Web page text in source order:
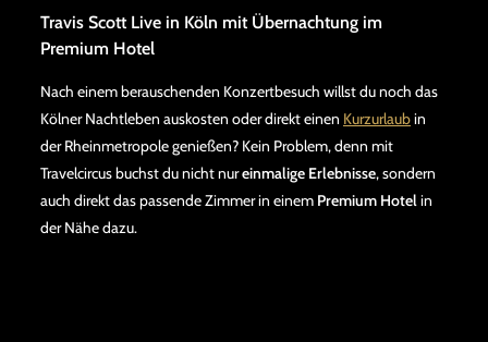
Travis Scott Live in Köln mit Übernachtung im
Premium Hotel
Nach einem berauschenden Konzertbesuch willst du noch das
Kölner Nachtleben auskosten oder direkt einen Kurzurlaubin
der Rheinmetropole genießen? Kein Problem, denn mit
Travelcircus buchst du nicht nureinmalige Erlebnisse, sondern
auch direkt das passende Zimmer in einem Premium Hotelin
der Nähe dazu.